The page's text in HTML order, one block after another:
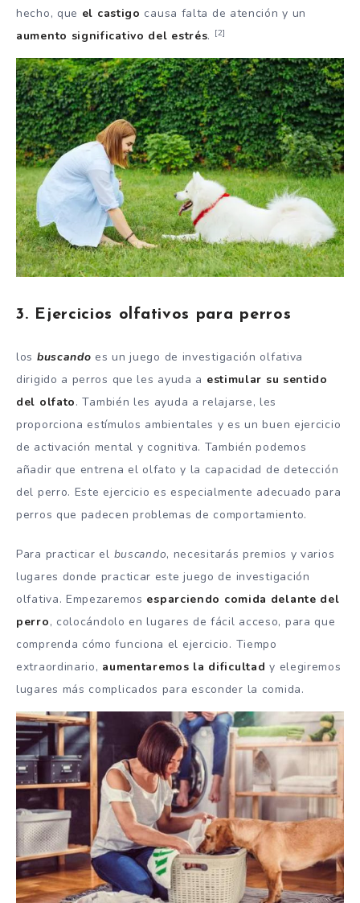
hecho, que el castigo causa falta de atención y un
aumento significativo del estrés. [2]
3. Ejercicios olfativos para perros
los buscando es un juego de investigación olfativa
dirigido a perros que les ayuda a estimular su sentido
del olfato. También les ayuda a relajarse, les
proporciona estímulos ambientales y es un buen ejercicio
de activación mental y cognitiva. También podemos
añadir que entrena el olfato y la capacidad de detección
del perro. Este ejercicio es especialmente adecuado para
perros que padecen problemas de comportamiento.
Para practicar el buscando, necesitarás premios y varios
lugares donde practicar este juego de investigación
olfativa. Empezaremos esparciendo comida delante del
perro, colocándolo en lugares de fácil acceso, para que
comprenda cómo funciona el ejercicio. Tiempo
extraordinario, aumentaremos la dificultad y elegiremos
lugares más complicados para esconder la comida.